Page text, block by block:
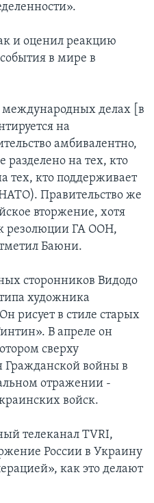
и оценил реакцию
в мире в
делах [в
на
амбивалентно,
на тех, кто
тех, кто поддерживает
Правительство же
вторжение, хотя
резолюции ГА ООН,
Баюни.
сторонников Видодо
художника
рисует в стиле старых
В апреле он
сверху
Гражданской войны в
отражении -
войск.
телеканал TVRI,
России в Украину
как это делают